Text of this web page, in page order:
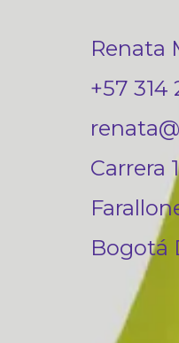
Renata
+57 314
Carrera
Bogotá